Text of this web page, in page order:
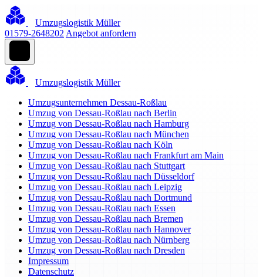
Umzugslogistik Müller
01579-2648202 Angebot anfordern
Umzugslogistik Müller
Umzugsunternehmen Dessau-Roßlau
Umzug von Dessau-Roßlau nach Berlin
Umzug von Dessau-Roßlau nach Hamburg
Umzug von Dessau-Roßlau nach München
Umzug von Dessau-Roßlau nach Köln
Umzug von Dessau-Roßlau nach Frankfurt am Main
Umzug von Dessau-Roßlau nach Stuttgart
Umzug von Dessau-Roßlau nach Düsseldorf
Umzug von Dessau-Roßlau nach Leipzig
Umzug von Dessau-Roßlau nach Dortmund
Umzug von Dessau-Roßlau nach Essen
Umzug von Dessau-Roßlau nach Bremen
Umzug von Dessau-Roßlau nach Hannover
Umzug von Dessau-Roßlau nach Nürnberg
Umzug von Dessau-Roßlau nach Dresden
Impressum
Datenschutz